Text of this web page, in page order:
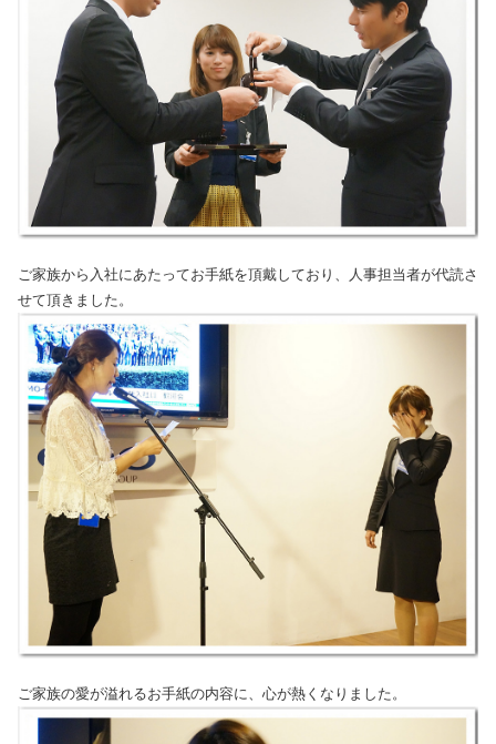
ご家族から入社にあたってお手紙を頂戴しており、人事担当者が代読さ
せて頂きました。
ご家族の愛が溢れるお手紙の内容に、心が熱くなりました。